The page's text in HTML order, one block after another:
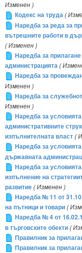
Изменен )
Кодекс на труда(
Наредба за реда за
вътрешните работи в
( Изменен )
Наредба за
администрацията(
Наредба за
Изменен )
Наредба за
Изменен )
Наредба за
административните
изпълнителната власт(
Наредба за
държавната
Наредба за
изпълнение на
развитие( Изменен )
Наредба № 11 от
на пътници и товари(
Наредба № 4 от
в търговските обекти(
Правилник за
Правилник за